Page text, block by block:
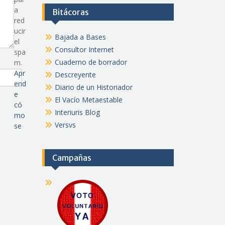
a
red
ucir
el
spa
m.
Apr
end
e
có
mo
se
Bitácoras
Bajada a Bases
Consultor Internet
Cuaderno de borrador
Descreyente
Diario de un Historiador
El Vacío Metaestable
Interiuris Blog
Versvs
Campañas